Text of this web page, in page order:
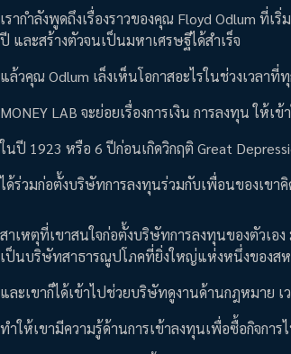
เรากำลังพูดถึงเรื่องราวของคุณ Floyd Odlum ที่
ปี และสร้างตัวจนเป็นมหาเศรษฐีได้สำเร็จ
แล้วคุณ Odlum เล็งเห็นโอกาสอะไรในช่วงเวลาที่
MONEY LAB จะย่อยเรื่องการเงิน การลงทุน ให้เข้
ในปี 1923 หรือ 6 ปีก่อนเกิดวิกฤติ Great
ได้ร่วมก่อตั้งบริษัทการลงทุนร่วมกับเพื่อนของเข
สาเหตุที่เขาสนใจก่อตั้งบริษัทการลงทุนของตัวเอง
เป็นบริษัทสาธารณูปโภคที่ยิ่งใหญ่แห่งหนึ่งของส
และเขาก็ได้เข้าไปช่วยบริษัทดูงานด้านกฎหมาย เ
ทำให้เขามีความรู้ด้านการเข้าลงทุนเพื่อซื้อกิจกา